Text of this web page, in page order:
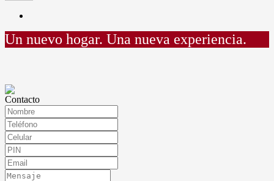
Un nuevo hogar. Una nueva experiencia.
Contacto